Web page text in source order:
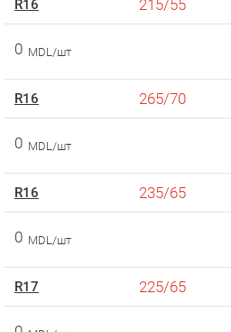
R16 215/55
0 MDL/шт
R16 265/70
0 MDL/шт
R16 235/65
0 MDL/шт
R17 225/65